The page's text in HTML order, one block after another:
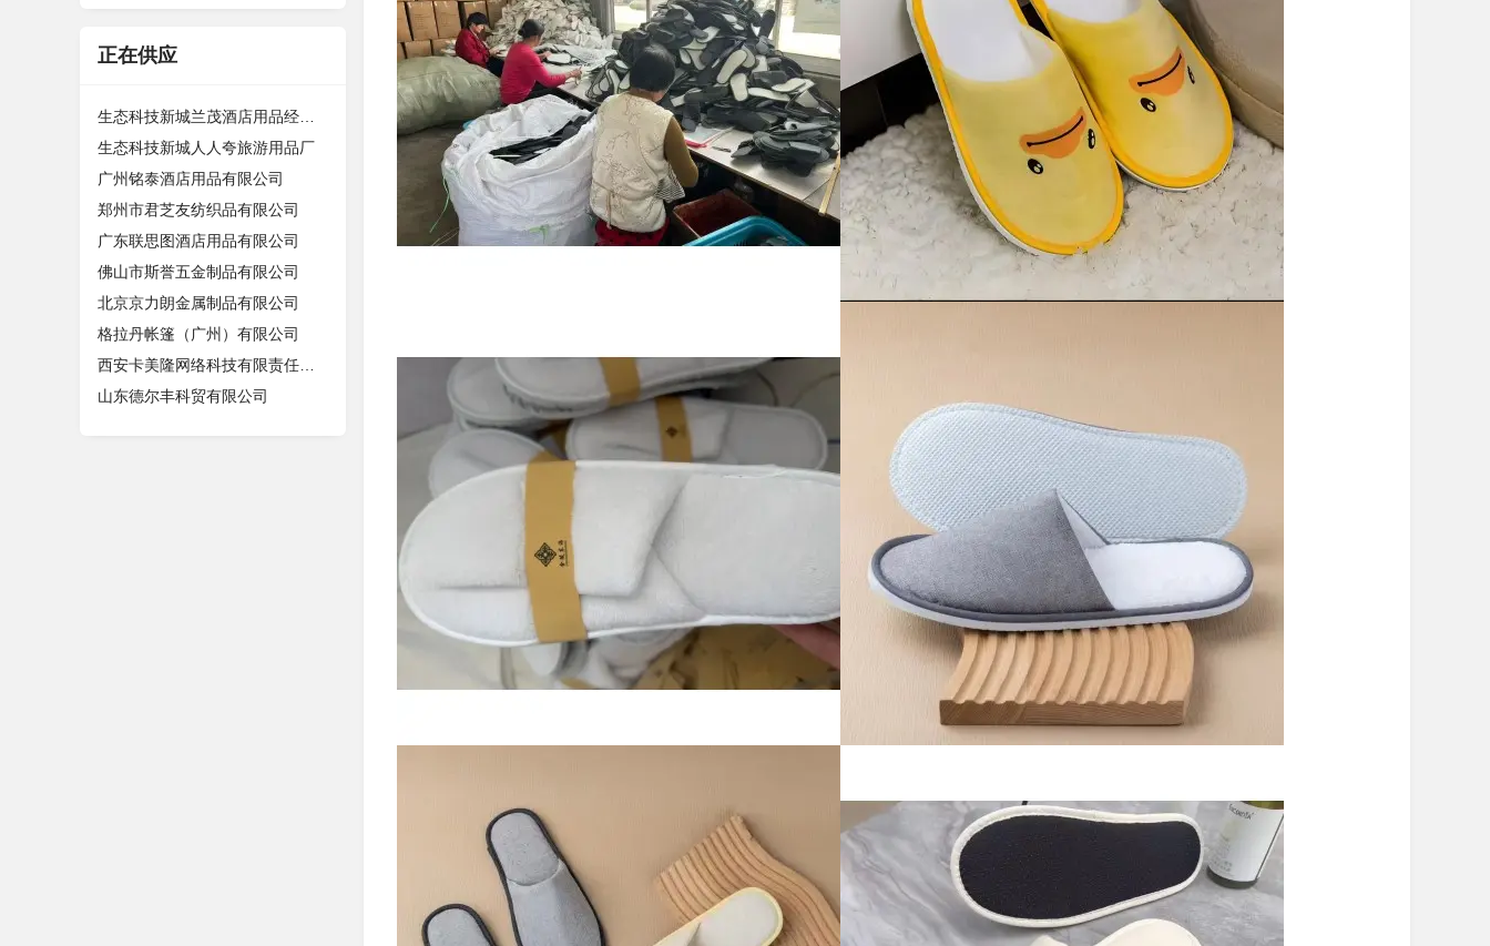
正在供应
生态科技新城人人夸旅游用品厂
广州铭泰酒店用品有限公司
郑州市君芝友纺织品有限公司
广东联思图酒店用品有限公司
佛山市斯誉五金制品有限公司
北京京力朗金属制品有限公司
格拉丹帐篷（广州）有限公司
山东德尔丰科贸有限公司